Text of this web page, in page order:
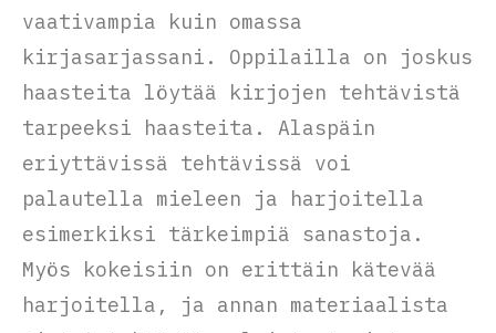
vaativampia kuin omassa
kirjasarjassani. Oppilailla on joskus
haasteita löytää kirjojen tehtävistä
tarpeeksi haasteita. Alaspäin
eriyttävissä tehtävissä voi
palautella mieleen ja harjoitella
esimerkiksi tärkeimpiä sanastoja.
Myös kokeisiin on erittäin kätevää
harjoitella, ja annan materiaalista